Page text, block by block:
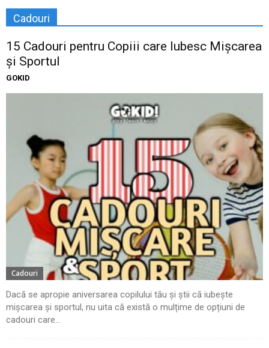
Cadouri
15 Cadouri pentru Copiii care Iubesc Mișcarea
și Sportul
GOKID
Cadouri
Dacă se apropie aniversarea copilului tău și știi că iubește
mișcarea și sportul, nu uita că există o mulțime de opțiuni de
cadouri care...